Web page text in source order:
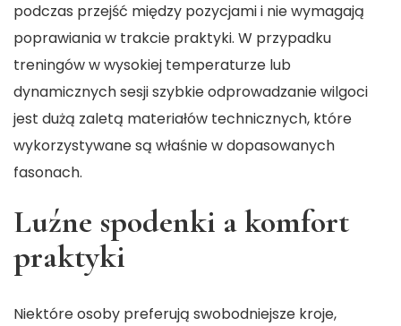
podczas przejść między pozycjami i nie wymagają
poprawiania w trakcie praktyki. W przypadku
treningów w wysokiej temperaturze lub
dynamicznych sesji szybkie odprowadzanie wilgoci
jest dużą zaletą materiałów technicznych, które
wykorzystywane są właśnie w dopasowanych
fasonach.
Luźne spodenki a komfort
praktyki
Niektóre osoby preferują swobodniejsze kroje,